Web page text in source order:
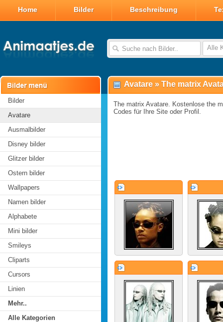
Home Bilder Beschreibung
Alle
Bilder
Avatare
Ausmalbilder
Disney bilder
Glitzer bilder
Ostern bilder
Wallpapers
Namen bilder
Alphabete
Mini bilder
Smileys
Cliparts
Cursors
Linien
Mehr..
Alle Kategorien
Avatare » The matrix
The matrix Avatare. Kostenlose the
Codes für Ihre Site oder Profil.